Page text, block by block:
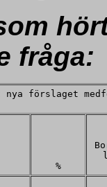
fråga:
förslaget
%